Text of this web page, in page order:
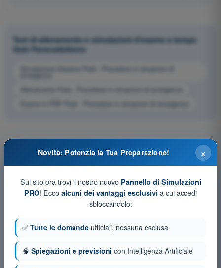
Test di allenamento e simulazioni d'esame a tempo
Quiz Paracadutismo
Simulazione d'esame Parà - Procedure in situazioni di
Allenamento Parà - Procedure in situazioni di emergenza
Esame in PDF Parà - Procedure in situazioni di emergenza
×
Novità: Potenzia la Tua Preparazione!
Sul sito ora trovi il nostro nuovo Pannello di Simulazioni
PRO! Ecco alcuni dei vantaggi esclusivi a cui accedi
sbloccandolo:
✅ Tutte le domande ufficiali, nessuna esclusa
🧠 Spiegazioni e previsioni con Intelligenza Artificiale